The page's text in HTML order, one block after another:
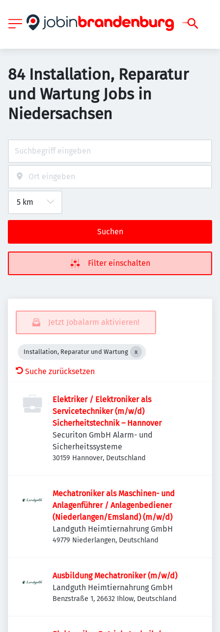
84 Installation, Reparatur
und Wartung Jobs in
Niedersachsen
Suchen
Filter einschalten
Jetzt Jobalarm aktivieren!
Installation, Reparatur und Wartung
Suche zurücksetzen
Elektriker / Elektroniker als
Servicetechniker (m/w/d)
Sicherheitstechnik – Hannover
Securiton GmbH Alarm- und
Sicherheitssysteme
30159 Hannover, Deutschland
Mechatroniker als Maschinen- und
Anlagenführer / Anlagenbediener
(Niederlangen/Emsland) (m/w/d)
Landguth Heimtiernahrung GmbH
49779 Niederlangen, Deutschland
Ausbildung Mechatroniker (m/w/d)
Landguth Heimtiernahrung GmbH
Benzstraße 1, 26632 Ihlow, Deutschland